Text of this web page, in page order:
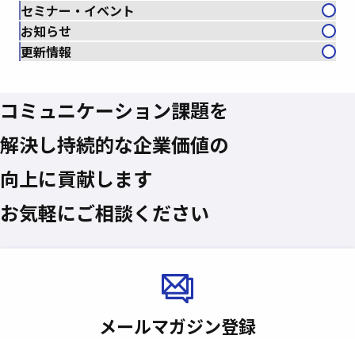
セミナー・イベント
お知らせ
更新情報
コミュニケーション課題を
解決し持続的な企業価値の
向上に貢献します
お気軽にご相談ください
メールマガジン登録